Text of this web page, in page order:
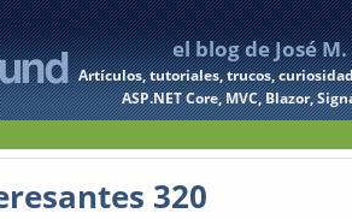
el blog de José
Artículos, tutoriales, trucos,
ASP.NET Core, MVC, Blazor,
320